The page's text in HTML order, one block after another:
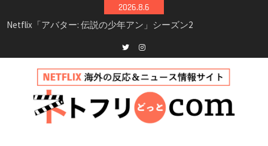
to
2026.8.6
Netflix映画「ボイスメールで恋をして」キャス
イッチ主演ロマコメ
新決定！2027年撮影開始へ
兄弟大騒動のコメディ映画「リトル・ブラザ
ー」がNetflixで配信！─キャスト・あらすじ・
見どころまとめ
Twitterinstagram